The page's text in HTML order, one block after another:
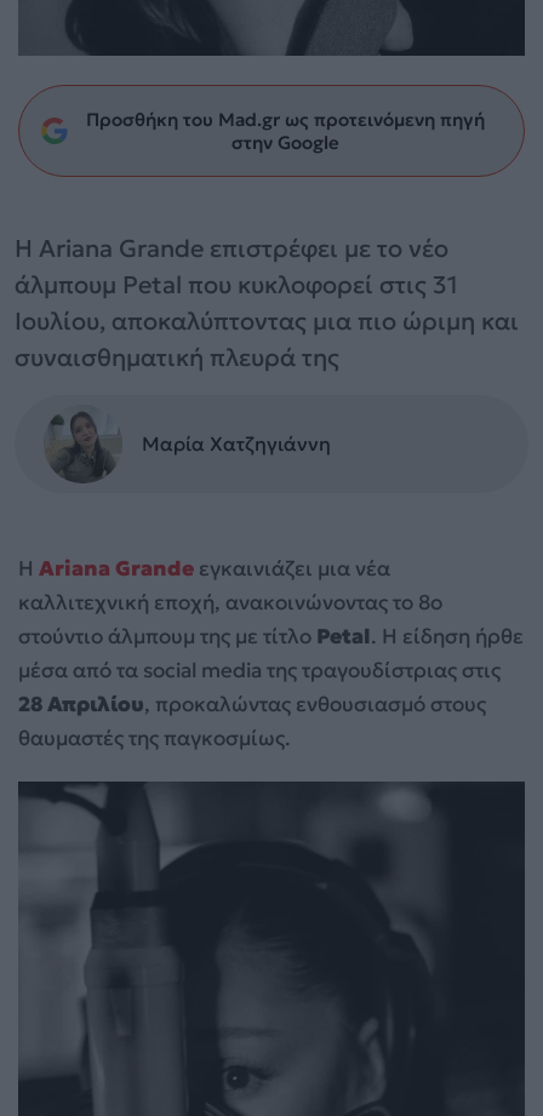
Προσθήκη του Mad.gr ως προτεινόμενη πηγή
στην Google
Η Ariana Grande επιστρέφει με το νέο
άλμπουμ Petal που κυκλοφορεί στις 31
Ιουλίου, αποκαλύπτοντας μια πιο ώριμη και
συναισθηματική πλευρά της
Μαρία Χατζηγιάννη
Η Ariana Grande εγκαινιάζει μια νέα
καλλιτεχνική εποχή, ανακοινώνοντας το 8o
στούντιο άλμπουμ της με τίτλο Petal. Η είδηση ήρθε
μέσα από τα social media της τραγουδίστριας στις
28 Απριλίου, προκαλώντας ενθουσιασμό στους
θαυμαστές της παγκοσμίως.